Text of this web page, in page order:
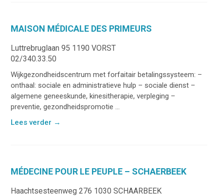
MAISON MÉDICALE DES PRIMEURS
Luttrebruglaan 95 1190 VORST
02/340.33.50
Wijkgezondheidscentrum met forfaitair betalingssysteem: –
onthaal: sociale en administratieve hulp – sociale dienst –
algemene geneeskunde, kinesitherapie, verpleging –
preventie, gezondheidspromotie ...
Lees verder →
MÉDECINE POUR LE PEUPLE – SCHAERBEEK
Haachtsesteenweg 276 1030 SCHAARBEEK